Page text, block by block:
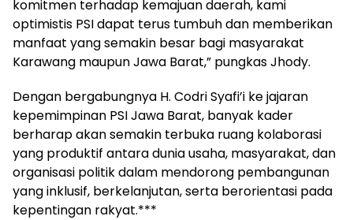
komitmen terhadap kemajuan daerah, kami
optimistis PSI dapat terus tumbuh dan memberikan
manfaat yang semakin besar bagi masyarakat
Karawang maupun Jawa Barat,” pungkas Jhody.
Dengan bergabungnya H. Codri Syafi’i ke jajaran
kepemimpinan PSI Jawa Barat, banyak kader
berharap akan semakin terbuka ruang kolaborasi
yang produktif antara dunia usaha, masyarakat, dan
organisasi politik dalam mendorong pembangunan
yang inklusif, berkelanjutan, serta berorientasi pada
kepentingan rakyat.***